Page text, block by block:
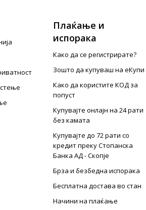
Плаќање и
испорака
Како да се регистрирате?
Зошто да купуваш на еКупи
Како да користите КОД за
попуст
Купувајте онлајн на 24 рати
без камата
Купувајте до 72 рати со
кредит преку Стопанска
Банка АД - Скопје
Брза и безбедна испорака
Бесплатна достава во стан
Начини на плаќање